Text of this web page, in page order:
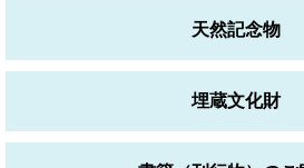
天然記念物
埋蔵文化財